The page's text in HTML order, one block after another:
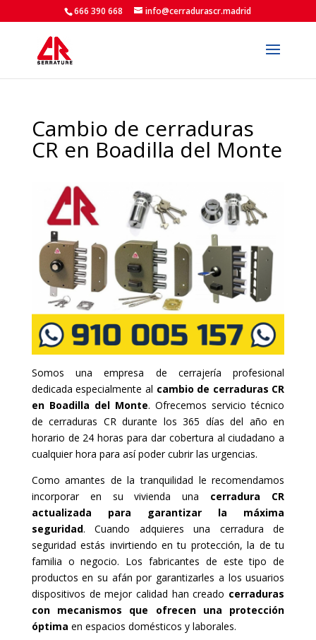
666 390 668 info@cerradurascr.madrid
Cambio de cerraduras
CR en Boadilla del Monte
Somos una empresa de cerrajería profesional
dedicada especialmente al cambio de cerraduras CR
en Boadilla del Monte. Ofrecemos servicio técnico
de cerraduras CR durante los 365 días del año en
horario de 24 horas para dar cobertura al ciudadano a
cualquier hora para así poder cubrir las urgencias.
Como amantes de la tranquilidad le recomendamos
incorporar en su vivienda una cerradura CR
actualizada para garantizar la máxima
seguridad. Cuando adquieres una cerradura de
seguridad estás invirtiendo en tu protección, la de tu
familia o negocio. Los fabricantes de este tipo de
productos en su afán por garantizarles a los usuarios
dispositivos de mejor calidad han creado cerraduras
con mecanismos que ofrecen una protección
óptima en espacios domésticos y laborales.